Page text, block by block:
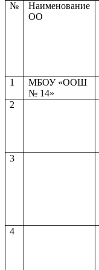
№
Наименование
ОО
1
МБОУ «ООШ
№ 14»
2
3
4